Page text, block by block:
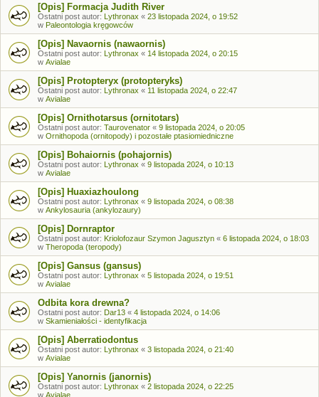
[Opis] Formacja Judith River
Ostatni post autor: Lythronax « 23 listopada 2024, o 19:52
w Paleontologia kręgowców
[Opis] Navaornis (nawaornis)
Ostatni post autor: Lythronax « 14 listopada 2024, o 20:15
w Avialae
[Opis] Protopteryx (protopteryks)
Ostatni post autor: Lythronax « 11 listopada 2024, o 22:47
w Avialae
[Opis] Ornithotarsus (ornitotars)
Ostatni post autor: Taurovenator « 9 listopada 2024, o 20:05
w Ornithopoda (ornitopody) i pozostałe ptasiomiedniczne
[Opis] Bohaiornis (pohajornis)
Ostatni post autor: Lythronax « 9 listopada 2024, o 10:13
w Avialae
[Opis] Huaxiazhoulong
Ostatni post autor: Lythronax « 9 listopada 2024, o 08:38
w Ankylosauria (ankylozaury)
[Opis] Dornraptor
Ostatni post autor: Kriolofozaur Szymon Jagusztyn « 6 listopada 2024, o 18:03
w Theropoda (teropody)
[Opis] Gansus (gansus)
Ostatni post autor: Lythronax « 5 listopada 2024, o 19:51
w Avialae
Odbita kora drewna?
Ostatni post autor: Dar13 « 4 listopada 2024, o 14:06
w Skamieniałości - identyfikacja
[Opis] Aberratiodontus
Ostatni post autor: Lythronax « 3 listopada 2024, o 21:40
w Avialae
[Opis] Yanornis (janornis)
Ostatni post autor: Lythronax « 2 listopada 2024, o 22:25
w Avialae